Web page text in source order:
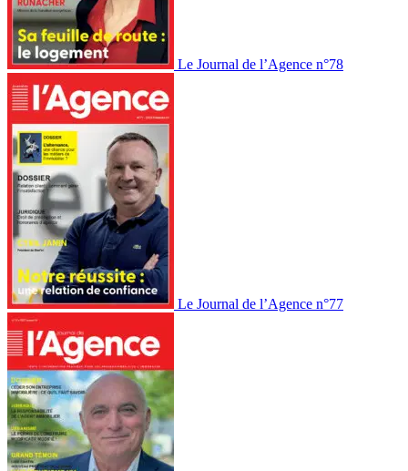
Le Journal de l’Agence n°78
Le Journal de l’Agence n°77